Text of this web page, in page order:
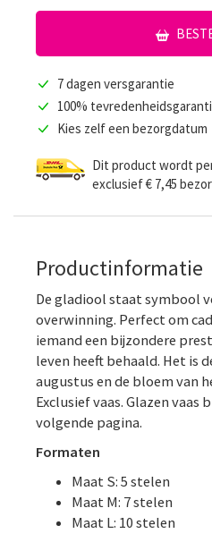
7 dagen versgarantie
100%
Kies zelf een bezorgdatum
Dit product wordt
exclusief € 7,45
Productinformatie
De gladiool staat symbool
overwinning. Perfect om
iemand een bijzondere
leven heeft behaald. Het is
augustus en de bloem van
Exclusief vaas. Glazen vaas
volgende pagina.
Formaten
Maat S: 5 stelen
Maat M: 7 stelen
Maat L: 10 stelen